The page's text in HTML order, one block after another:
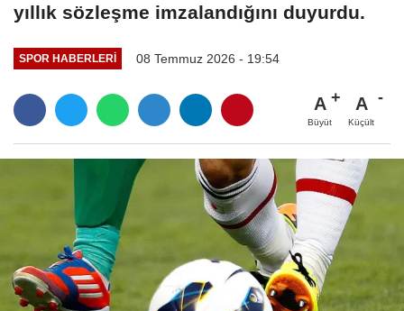
yıllık sözleşme imzalandığını duyurdu.
SPOR HABERLERI 08 Temmuz 2026 - 19:54
A
Büyüt
A
Küçült